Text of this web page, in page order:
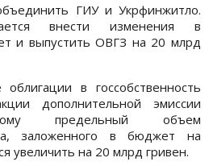
ГИУ и Укрфинжитло.
внести изменения в
и выпустить ОВГЗ на 20 млрд
в госсобственность
дополнительной эмиссии
предельный объем
заложенного в бюджет на
увеличить на 20 млрд гривен.